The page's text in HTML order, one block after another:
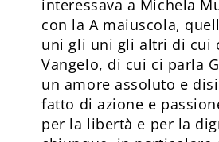
interessava a Michela
con la A maiuscola,
uni gli uni gli altri di cui
Vangelo, di cui ci parla
un amore assoluto e
fatto di azione e
per la libertà e per la